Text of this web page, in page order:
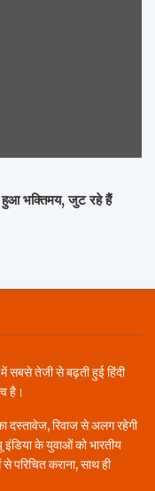
हुआ भक्तिमय, जुट रहे हैं
तेजी से बढ़ती हुई हिंदी
है।
दस्तावेज, रिवाज से अलग रहेगी
इंडिया के युवाओं को भारतीय
कराना, साथ ही